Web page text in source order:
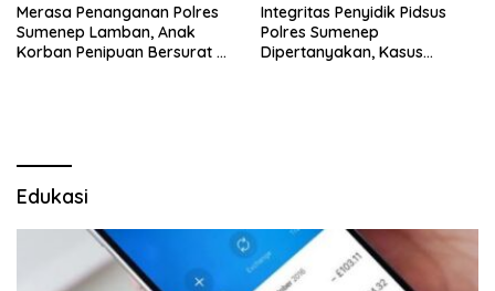
Merasa Penanganan Polres
Sumenep Lamban, Anak
Korban Penipuan Bersurat ke
Integritas Penyidik Pidsus
Polres Sumenep
Dipertanyakan, Kasus
Edukasi